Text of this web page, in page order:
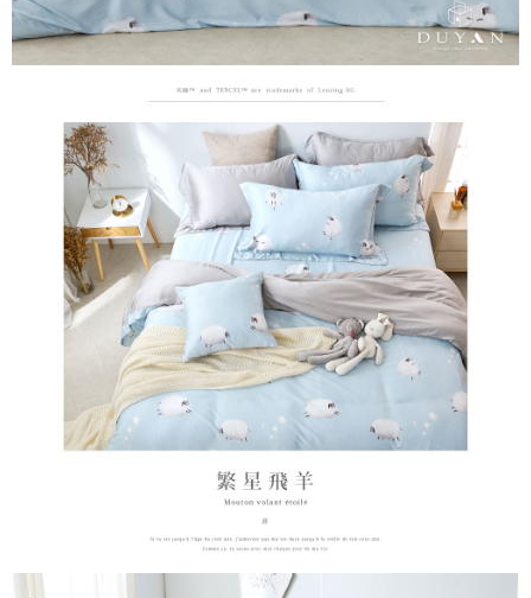
【注意事項】
１．透過由恩沛科技股份有限公司提供之「AFTEE先享後付」服務完成之交
易，需依本服務之必要範圍內提供個人資料，並將交易相關給付款項請求債
權轉讓予恩沛科技股份有限公司。
２．關於個人資料處理事宜，請瀏覽以下網址：
https://aftee.tw/terms/#terms3
３．未成年的使用者請事先徵得法定代理人或監護人之同意方可使用
「AFTEE先享後付」，若未經同意申辦者引起之損失，本公司不負相關責
４．使用「AFTEE先享後付」時，將依據個別帳號之用戶狀況，依本公司即
時審查核予不同之上限額度；若仍有額度不足之情形，本公司將視審查結果
請求用戶進行身份認證。
５．嚴禁一人註冊多個帳號或使用他人資訊註冊。若發現惡意使用之情形，
恩沛科技股份有限公司將有權停止該用戶之使用額度並採取法律行動。
付款後7-11取貨
每筆NT$60，滿NT$999(含以上)免運費
每筆NT$80，滿NT$999(含以上)免運費